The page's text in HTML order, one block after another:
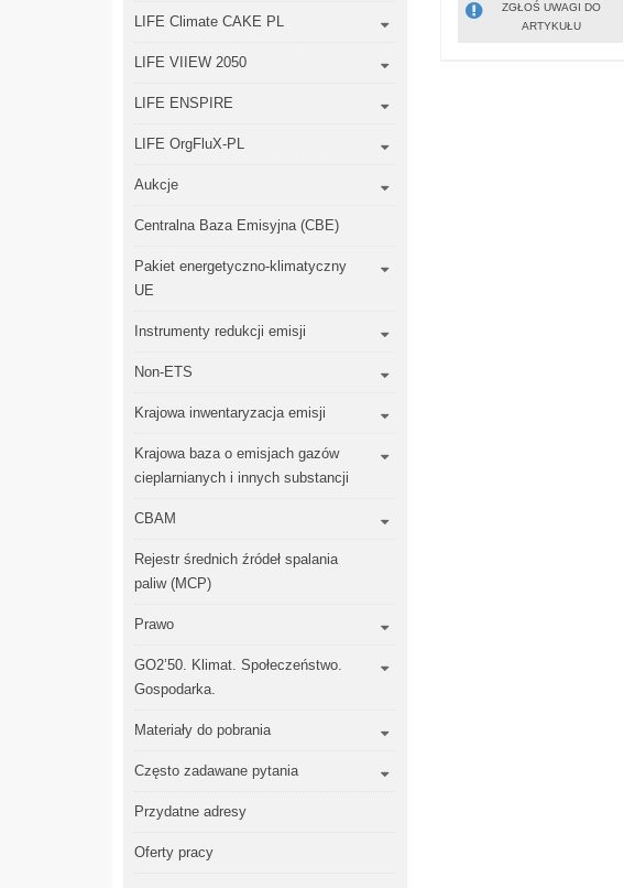
LIFE Climate CAKE PL
LIFE VIIEW 2050
LIFE ENSPIRE
LIFE OrgFluX-PL
Aukcje
Centralna Baza Emisyjna (CBE)
Pakiet energetyczno-klimatyczny
UE
Instrumenty redukcji emisji
Non-ETS
Krajowa inwentaryzacja emisji
Krajowa baza o emisjach gazów
cieplarnianych i innych substancji
CBAM
Rejestr średnich źródeł spalania
paliw (MCP)
Prawo
GO2’50. Klimat. Społeczeństwo.
Gospodarka.
Materiały do pobrania
Często zadawane pytania
Przydatne adresy
Oferty pracy
ZGŁOŚ UWAGI DO
ARTYKUŁU